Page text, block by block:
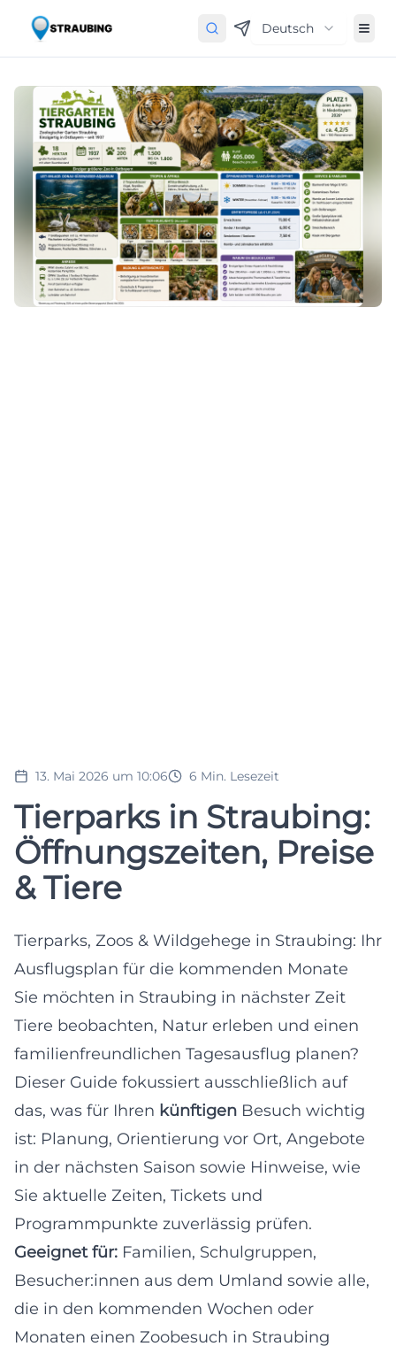
Deutsch
13. Mai 2026 um 10:06 6 Min. Lesezeit
Tierparks in Straubing:
Öffnungszeiten, Preise
& Tiere
Tierparks, Zoos & Wildgehege in Straubing: Ihr
Ausflugsplan für die kommenden Monate
Sie möchten in Straubing in nächster Zeit
Tiere beobachten, Natur erleben und einen
familienfreundlichen Tagesausflug planen?
Dieser Guide fokussiert ausschließlich auf
das, was für Ihren künftigen Besuch wichtig
ist: Planung, Orientierung vor Ort, Angebote
in der nächsten Saison sowie Hinweise, wie
Sie aktuelle Zeiten, Tickets und
Programmpunkte zuverlässig prüfen.
Geeignet für: Familien, Schulgruppen,
Besucher:innen aus dem Umland sowie alle,
die in den kommenden Wochen oder
Monaten einen Zoobesuch in Straubing